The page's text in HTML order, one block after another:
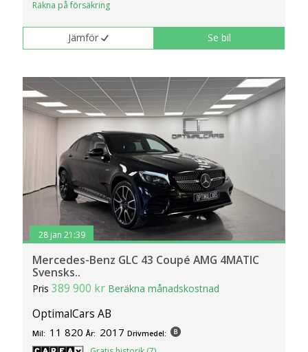
Räkna på försäkring
Jämför Se bil
28 jan 21:39
Mercedes-Benz GLC 43 Coupé AMG 4MATIC
Svensks..
Pris389 900 kr Beräkna månadskostnad
OptimalCars AB
Mil: 11 820 År: 2017 Drivmedel: